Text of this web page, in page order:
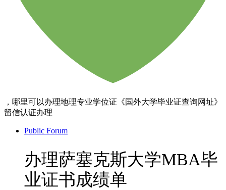
，哪里可以办理地理专业学位证《国外大学毕业证查询网址》
留信认证办理
Public Forum
办理萨塞克斯大学MBA毕
业证书成绩单